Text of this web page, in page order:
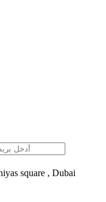
square , Dubai